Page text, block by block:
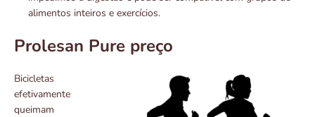
alimentos inteiros e exercícios.
Prolesan Pure preço
Bicicletas
efetivamente
queimam